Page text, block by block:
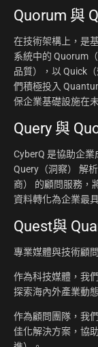
Quorum 與
在技術架構上，是
系統中的 Quorum
品質），以 Quick
們積極投入
保企業基礎設施在
Query 與
CyberQ 是協助企
Query（洞察） 解
商） 的顧問服務，
資料轉化為企業最
Quest與
專業媒體與技術顧
作為科技媒體，我
探索海內外產業動
作為顧問團隊，我
佳化解決方案，協